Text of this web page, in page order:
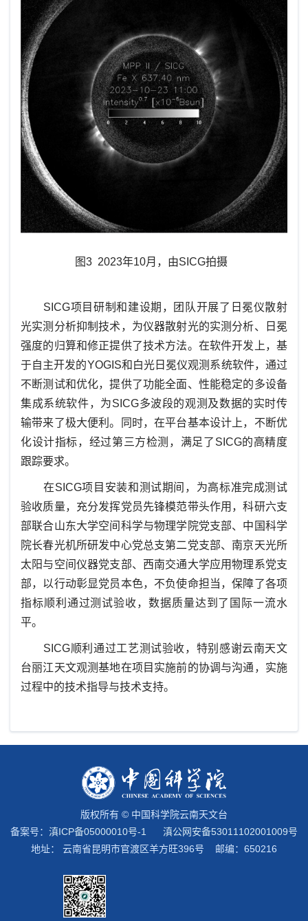
图3 2023年10月，由SICG拍摄
SICG项目研制和建设期，团队开展了日冕仪散射
光实测分析抑制技术，为仪器散射光的实测分析、日冕
强度的归算和修正提供了技术方法。在软件开发上，基
于自主开发的YOGIS和白光日冕仪观测系统软件，通过
不断测试和优化，提供了功能全面、性能稳定的多设备
集成系统软件，为SICG多波段的观测及数据的实时传
输带来了极大便利。同时，在平台基本设计上，不断优
化设计指标，经过第三方检测，满足了 SICG的高精度
跟踪要求。
在SICG项目安装和测试期间，为高标准完成测试
验收质量，充分发挥党员先锋模范带头作用，科研六支
部联合山东大学空间科学与物理学院党支部、中国科学
院长春光机所研发中心党总支第二党支部、南京天光所
太阳与空间仪器党支部、西南交通大学应用物理系党支
部，以行动彰显党员本色，不负使命担当，保障了各项
指标顺利通过测试验收，数据质量达到了国际一流水
平。
SICG顺利通过工艺测试验收，特别感谢云南天文
台丽江天文观测基地在项目实施前的协调与沟通，实施
过程中的技术指导与技术支持。
版权所有 © 中国科学院云南天文台
备案号： 滇ICP备05000010号-1
滇公网安备53011102001009号
地址： 云南省昆明市官渡区羊方旺396号 邮编：650216